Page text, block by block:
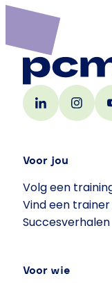
Voor jou
Volg een
Vind een
Succesverhalen
Voor wie